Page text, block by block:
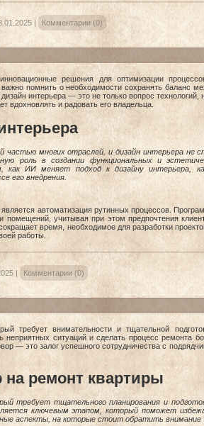
| Комментарии (0)
решения для оптимизации
помнить о необходимости сохранять баланс
интерьера — это не только вопрос технологий,
вдохновлять и радовать его владельца.
многих отраслей, и дизайн интерьера не
роль в создании функциональных и
ИИ меняет подход к дизайну интерьера,
его внедрения.
автоматизация рутинных процессов.
помещений, учитывая при этом предпочтения
время, необходимое для разработки
работы.
Комментарии (0)
требует внимательности и тщательной
ситуаций и сделать процесс ремонта
— это залог успешного сотрудничества с
на ремонт квартиры
требует тщательного планирования и
ключевым этапом, который поможет
аспекты, на которые стоит обратить внимание